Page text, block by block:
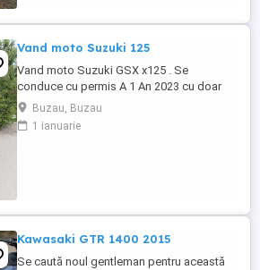
Vand moto Suzuki 125
Vand moto Suzuki GSX x125 . Se
conduce cu permis A 1 An 2023 cu doar
5000km Stare impecabila , fara cazaturi
ITP valabil pana in noiembrie 2027 Revizii
si schimb de ulei in service autorizat
Buzau, Buzau
1 ianuarie
Kawasaki GTR 1400 2015
Se caută noul gentleman pentru această